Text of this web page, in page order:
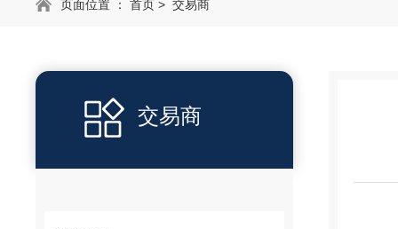
页面位置 ： 首页 > 交易商
交易商